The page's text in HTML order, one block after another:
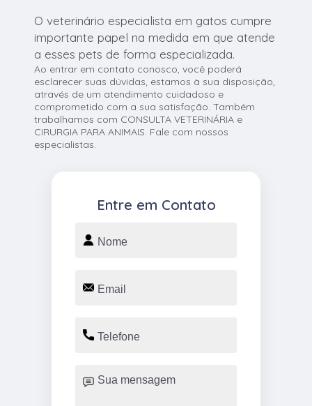
O veterinário especialista em gatos cumpre
importante papel na medida em que atende
a esses pets de forma especializada.
Ao entrar em contato conosco, você poderá
esclarecer suas dúvidas, estamos à sua disposição,
através de um atendimento cuidadoso e
comprometido com a sua satisfação. Também
trabalhamos com CONSULTA VETERINÁRIA e
CIRURGIA PARA ANIMAIS. Fale com nossos
especialistas.
Entre em Contato